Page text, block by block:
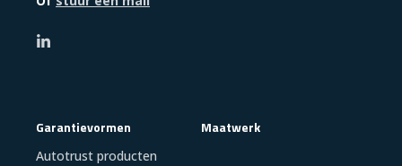
Garantievormen
Autotrust producten
Maatwerk